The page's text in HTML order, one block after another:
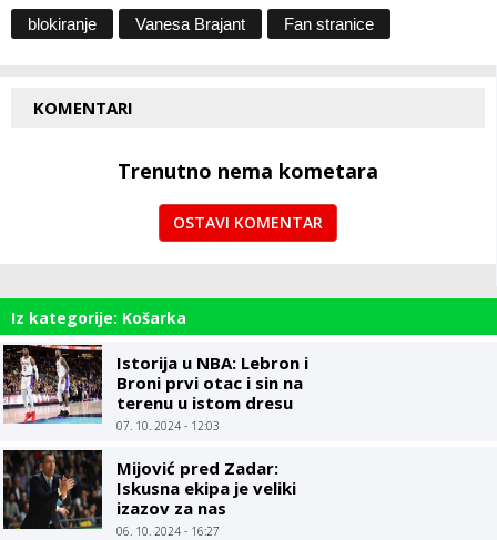
blokiranje Vanesa Brajant Fan stranice
KOMENTARI
Trenutno nema kometara
OSTAVI KOMENTAR
Iz kategorije: Košarka
Istorija u NBA: Lebron i
Broni prvi otac i sin na
terenu u istom dresu
07. 10. 2024 - 12:03
Mijović pred Zadar:
Iskusna ekipa je veliki
izazov za nas
06. 10. 2024 - 16:27